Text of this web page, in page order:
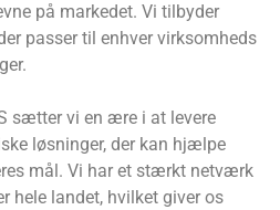
på markedet. Vi tilbyder
passer til enhver virksomheds
sætter vi en ære i at levere
løsninger, der kan hjælpe
mål. Vi har et stærkt netværk
hele landet, hvilket giver os